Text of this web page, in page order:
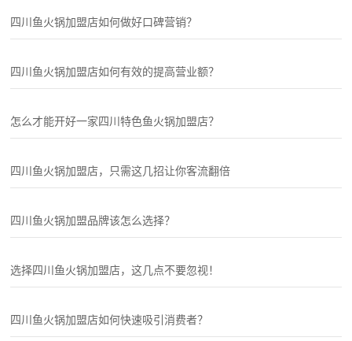
四川鱼火锅加盟店如何做好口碑营销？
四川鱼火锅加盟店如何有效的提高营业额？
怎么才能开好一家四川特色鱼火锅加盟店？
四川鱼火锅加盟店，只需这几招让你客流翻倍
四川鱼火锅加盟品牌该怎么选择？
选择四川鱼火锅加盟店，这几点不要忽视！
四川鱼火锅加盟店如何快速吸引消费者？